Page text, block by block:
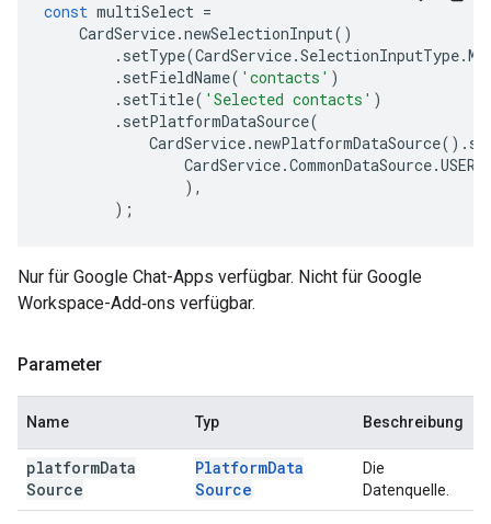
const multiSelect =
CardService.newSelectionInput()
. setType(CardService.SelectionInputType.
. setFieldName( 'contacts' )
. setTitle( 'Selected contacts' )
. setPlatformDataSource(
CardService.newPlatformDataSource().
CardService.CommonDataSource.USER
),
);
Nur für Google Chat-Apps verfügbar. Nicht für Google
Workspace-Add‑ons verfügbar.
Parameter
Name Typ Beschreibung
platformData
Source
PlatformData
Source
Die
Datenquelle.